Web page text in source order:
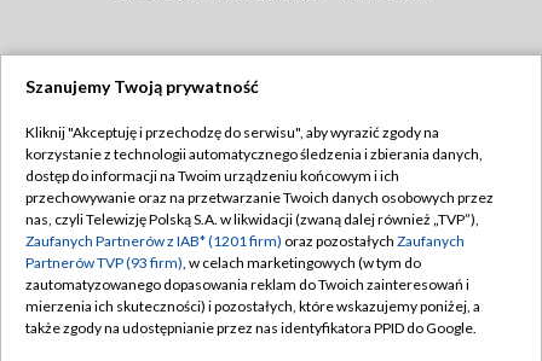
TVP
Abonament TVP
Emisja w TVP
Centrum informacji TVP
Naziemna Telewizja Cyfrowa
Regulamin TVP
Polityka prywatności
Moje zgody
Pomoc
Szanujemy Twoją prywatność
Kliknij "Akceptuję i przechodzę do serwisu", aby wyrazić zgody na
korzystanie z technologii automatycznego śledzenia i zbierania danych,
dostęp do informacji na Twoim urządzeniu końcowym i ich
przechowywanie oraz na przetwarzanie Twoich danych osobowych przez
nas, czyli Telewizję Polską S.A. w likwidacji (zwaną dalej również „TVP”),
Zaufanych Partnerów z IAB* (1201 firm) oraz pozostałych Zaufanych
Partnerów TVP (93 firm), w celach marketingowych (w tym do
zautomatyzowanego dopasowania reklam do Twoich zainteresowań i
mierzenia ich skuteczności) i pozostałych, które wskazujemy poniżej, a
także zgody na udostępnianie przez nas identyfikatora PPID do Google.